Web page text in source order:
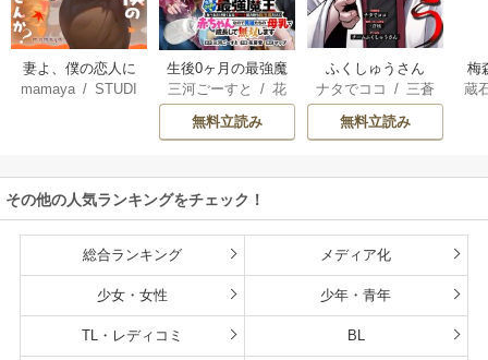
妻よ、僕の恋人に
なってくれません
mamaya /STUDI
生後0ヶ月の最強魔
王 食べるだけ強
くなるチート能力
持ち転生者だけど
雄たちの母乳で成
長して無双します
三河ごーすと /花
房雪 / マップ
無料立読み
ふくしゅうさん
ナタでココ / 三蒼
チームふくし
ゅうさん
無料立読み
梅
蔵
その他の人気ランキングをチェック！
総合ランキング メディア化
少女・女性 少年・青年
TL・レディコミ BL